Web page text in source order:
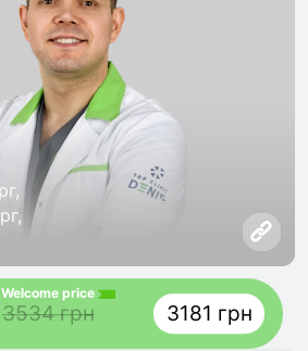
Welcome price
3534 грн 3181 грн